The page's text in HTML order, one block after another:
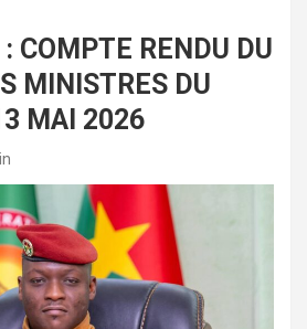
: COMPTE RENDU DU
MINISTRES DU
MAI 2026